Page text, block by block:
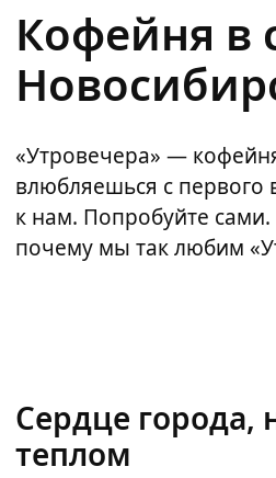
Кофейня в
«Утровечера» —
влюбляешься с первого
к нам. Попробуйте
почему мы так любим
Сердце города,
теплом